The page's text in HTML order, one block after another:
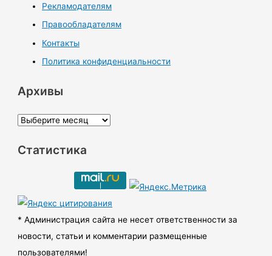
Рекламодателям
Правообладателям
Контакты
Политика конфиденциальности
Архивы
А
х
ы
Статистика
* Администрация сайта не несет ответственности за
новости, статьи и комментарии размещенные
пользователями!